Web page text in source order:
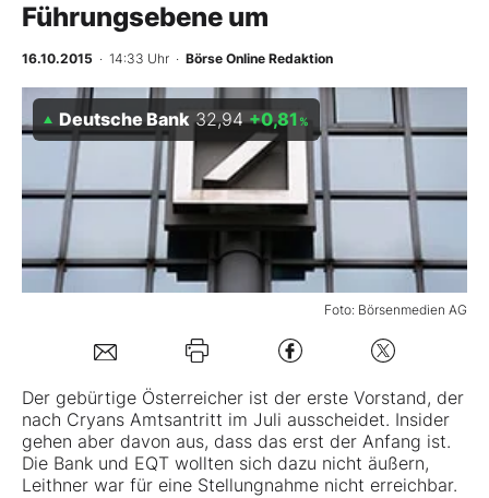
Abo & Shop
BO-Musterdepots
Experten
Mein B:O
Mein Konto
Folgen Sie uns
Kontakt
Führungsebene um
16.10.2015 · 14:33 Uhr · Börse Online Redaktion
Foto: Börsenmedien AG
Deutsche Bank 32,94 +0,81 %
Der gebürtige Österreicher ist der erste Vorstand, der
nach Cryans Amtsantritt im Juli ausscheidet. Insider
gehen aber davon aus, dass das erst der Anfang ist.
Die Bank und EQT wollten sich dazu nicht äußern,
Leithner war für eine Stellungnahme nicht erreichbar.